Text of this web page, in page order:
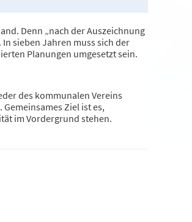
Denn „nach der Auszeichnung
sieben Jahren muss sich der
Planungen umgesetzt sein.
des kommunalen Vereins
Ziel ist es,
im Vordergrund stehen.